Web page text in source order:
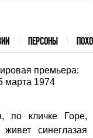
ПЕРСОНЫ
премьера:
марта 1974
по кличке Горе,
синеглазая